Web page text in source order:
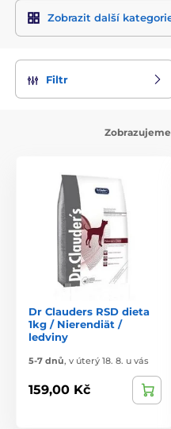
Zobrazit další
Filtr
Dr Clauders RSD dieta
1kg / Nierendiät /
ledviny
5-7 dnů, v úterý 18. 8. u vás
159,00 Kč